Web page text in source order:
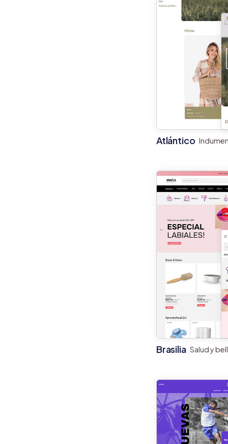
Atlántico
Brasilia Salud y